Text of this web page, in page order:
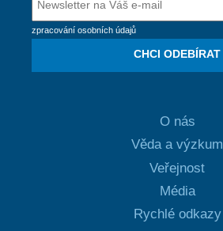
zpracování osobních údajů
CHCI ODEBÍRAT
O nás
Věda a výzkum
Veřejnost
Média
Rychlé odkazy